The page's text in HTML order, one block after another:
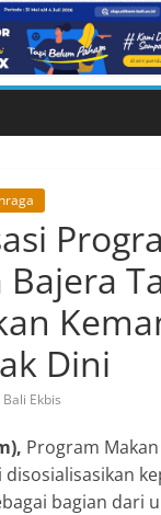
Bajera
Dini
Bali Ekbis
Program
disosialisasikan
bagian dari